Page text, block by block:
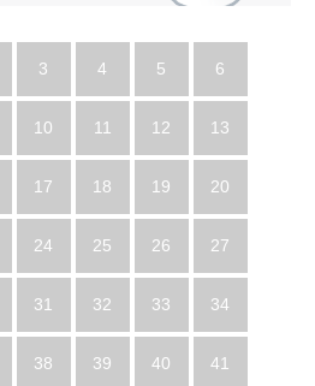
3 4 5 6
10 11 12 13
17 18 19 20
24 25 26 27
31 32 33 34
38 39 40 41